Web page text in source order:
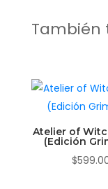
También
Atelier of
(Edición
$